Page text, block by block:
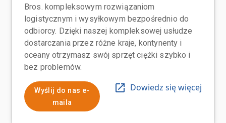
Bros. kompleksowym rozwiązaniom
logistycznym i wysyłkowym bezpośrednio do
odbiorcy. Dzięki naszej kompleksowej usłudze
dostarczania przez różne kraje, kontynenty i
oceany otrzymasz swój sprzęt ciężki szybko i
bez problemów.
Wyślij do nas e-
maila
Dowiedz się więcej